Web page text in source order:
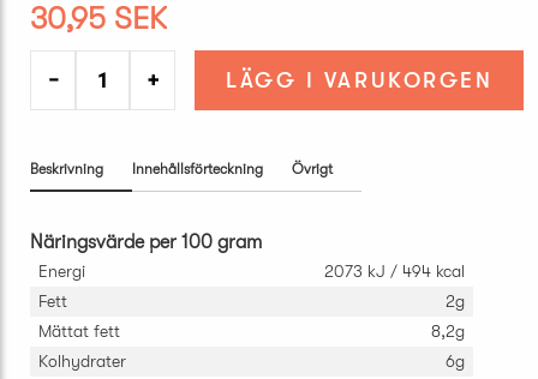
30,95 SEK
− + LÄGG I VARUKORGEN
Beskrivning Innehållsförteckning Övrigt
Näringsvärde per 100 gram
Energi
2073 kJ / 494 kcal
Fett
2g
Mättat fett
8,2g
Kolhydrater
6g